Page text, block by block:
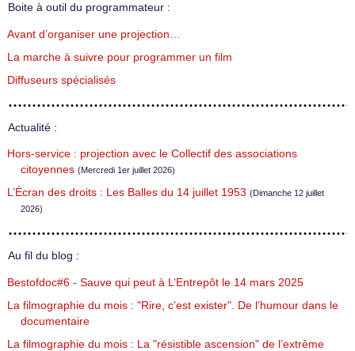
Boite à outil du programmateur :
Avant d’organiser une projection…
La marche à suivre pour programmer un film
Diffuseurs spécialisés
Actualité :
Hors-service : projection avec le Collectif des associations
citoyennes (Mercredi 1er juillet 2026)
L’Écran des droits : Les Balles du 14 juillet 1953 (Dimanche 12 juillet
2026)
Au fil du blog :
Bestofdoc#6 - Sauve qui peut à L’Entrepôt le 14 mars 2025
La filmographie du mois : "Rire, c’est exister". De l’humour dans le
documentaire
La filmographie du mois : La "résistible ascension" de l’extrême